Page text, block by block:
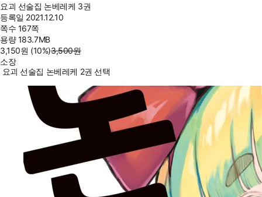
요괴 선술집 논베레케 3권
등록일 2021.12.10
쪽수 167쪽
용량183.7MB
3,150원 (10%)3,500원
소장
요괴 선술집 논베레케 2권 선택